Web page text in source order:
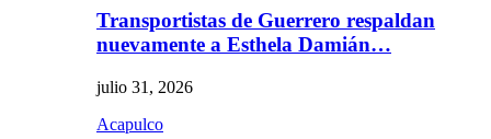
Transportistas de Guerrero respaldan
nuevamente a Esthela Damián…
julio 31, 2026
Acapulco